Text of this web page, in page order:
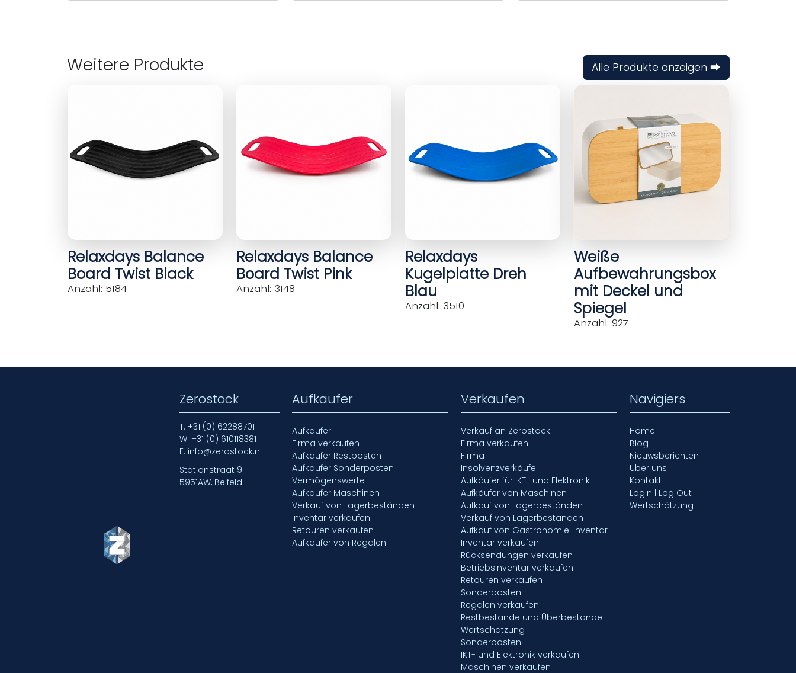
Weitere Produkte Alle Produkte anzeigen ⮕
Relaxdays Balance
Board Twist Black
Anzahl: 5184
Relaxdays Balance
Board Twist Pink
Anzahl: 3148
Relaxdays
Kugelplatte Dreh
Blau
Anzahl: 3510
Weiße
Aufbewahrungsbox
mit Deckel und
Spiegel
Anzahl: 927
Zerostock
T. +31 (0) 622887011
W. +31 (0) 610118381
E. info@zerostock.nl
Stationstraat 9
5951AW, Belfeld
Aufkaufer
Aufkäufer
Firma verkaufen
Aufkaufer Restposten
Aufkaufer Sonderposten
Vermögenswerte
Aufkaufer Maschinen
Verkauf von Lagerbeständen
Inventar verkaufen
Retouren verkaufen
Aufkaufer von Regalen
Verkaufen
Verkauf an Zerostock
Firma verkaufen
Firma
Insolvenzverkäufe
Aufkäufer für IKT- und Elektronik
Aufkäufer von Maschinen
Aufkauf von Lagerbeständen
Verkauf von Lagerbeständen
Aufkauf von Gastronomie-Inventar
Inventar verkaufen
Rücksendungen verkaufen
Betriebsinventar verkaufen
Retouren verkaufen
Sonderposten
Regalen verkaufen
Restbestande und Überbestande
Wertschätzung
Sonderposten
IKT- und Elektronik verkaufen
Maschinen verkaufen
Navigiers
Home
Blog
Nieuwsberichten
Über uns
Kontakt
Login | Log Out
Wertschätzung